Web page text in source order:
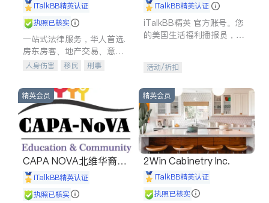
iTalkBB精英认证
执照已核实
一站式法律服务，华人首选.
房东房客、地产交易、意外
伤害、车祸重伤、商业诉
建筑合同、刑事案件全包办
人身伤害 移民
刑事
信托/遗嘱
商业
索赔
律师-其它 保释
iTalkBB精英认证
iTalkBB精英 官方账号。您
的美国生活福利播报员，精
专属福利。
活动/折扣
精英会员
CAPA NOVA北维华裔家
长会iTalkBB精英认证
执照已核实
精英会员
2Win Cabinetry Inc.
iTalkBB精英认证
执照已核实